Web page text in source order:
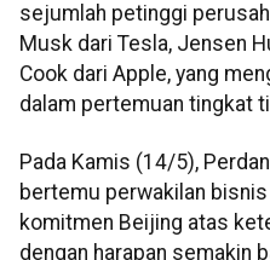
sejumlah petinggi
Musk dari Tesla, Jensen
Cook dari Apple, yang
dalam pertemuan tingkat
Pada Kamis (14/5),
bertemu perwakilan
komitmen Beijing atas
dengan harapan semakin